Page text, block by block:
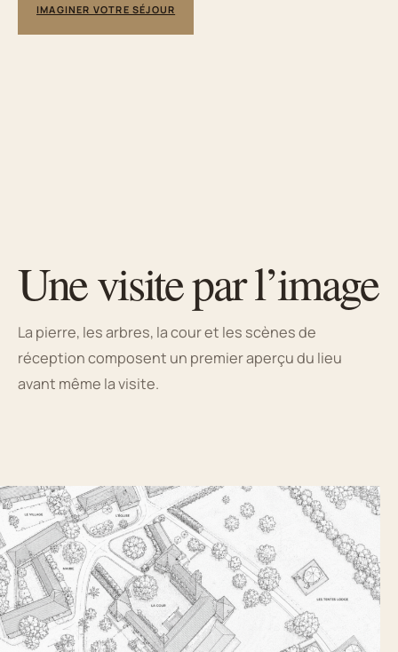
IMAGINER VOTRE SÉJOUR
Une visite par l’image
La pierre, les arbres, la cour et les scènes de
réception composent un premier aperçu du lieu
avant même la visite.